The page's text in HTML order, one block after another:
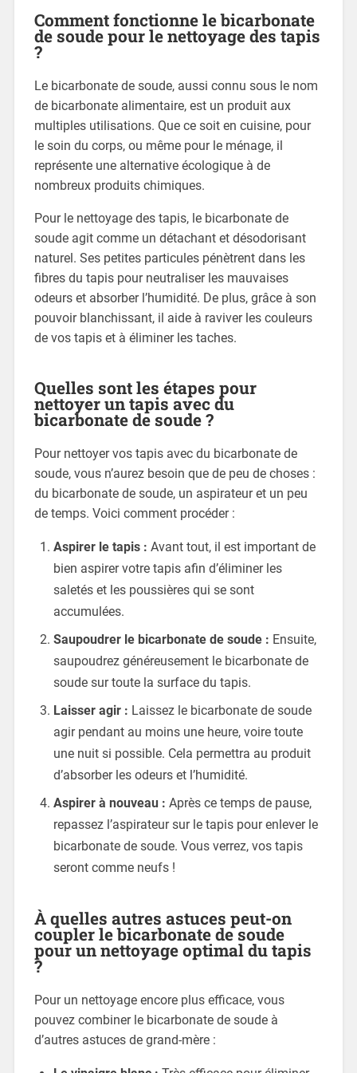
Comment fonctionne le bicarbonate
de soude pour le nettoyage des tapis
?
Le bicarbonate de soude, aussi connu sous le nom
de bicarbonate alimentaire, est un produit aux
multiples utilisations. Que ce soit en cuisine, pour
le soin du corps, ou même pour le ménage, il
représente une alternative écologique à de
nombreux produits chimiques.
Pour le nettoyage des tapis, le bicarbonate de
soude agit comme un détachant et désodorisant
naturel. Ses petites particules pénètrent dans les
fibres du tapis pour neutraliser les mauvaises
odeurs et absorber l’humidité. De plus, grâce à son
pouvoir blanchissant, il aide à raviver les couleurs
de vos tapis et à éliminer les taches.
Quelles sont les étapes pour
nettoyer un tapis avec du
bicarbonate de soude ?
Pour nettoyer vos tapis avec du bicarbonate de
soude, vous n’aurez besoin que de peu de choses :
du bicarbonate de soude, un aspirateur et un peu
de temps. Voici comment procéder :
Aspirer le tapis : Avant tout, il est important de
bien aspirer votre tapis afin d’éliminer les
saletés et les poussières qui se sont
accumulées.
Saupoudrer le bicarbonate de soude : Ensuite,
saupoudrez généreusement le bicarbonate de
soude sur toute la surface du tapis.
Laisser agir : Laissez le bicarbonate de soude
agir pendant au moins une heure, voire toute
une nuit si possible. Cela permettra au produit
d’absorber les odeurs et l’humidité.
Aspirer à nouveau : Après ce temps de pause,
repassez l’aspirateur sur le tapis pour enlever le
bicarbonate de soude. Vous verrez, vos tapis
seront comme neufs !
À quelles autres astuces peut-on
coupler le bicarbonate de soude
pour un nettoyage optimal du tapis
?
Pour un nettoyage encore plus efficace, vous
pouvez combiner le bicarbonate de soude à
d’autres astuces de grand-mère :